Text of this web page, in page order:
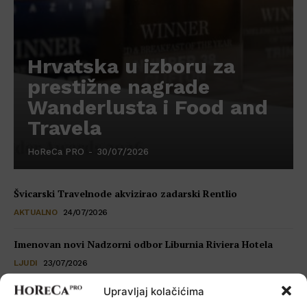
Upravljaj kolačićima
Hrvatska u izboru za
prestižne nagrade
Wanderlusta i Food and
Travela
HoReCa PRO - 30/07/2026
Švicarski Travelnode akvizirao zadarski Rentlio
AKTUALNO 24/07/2026
Imenovan novi Nadzorni odbor Liburnia Riviera Hotela
LJUDI 23/07/2026
Restoran Tomassino osvojio četiri prestižne nagrade Haute